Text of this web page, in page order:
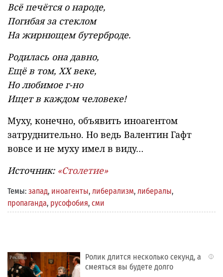
Всё печётся о народе,
Погибая за стеклом
На жирнющем бутерброде.
Родилась она давно,
Ещё в том, ХХ веке,
Но любимое г-но
Ищет в каждом человеке!
Муху, конечно, объявить иноагентом
затруднительно. Но ведь Валентин Гафт
вовсе и не муху имел в виду…
Источник: «Столетие»
Темы: запад, иноагенты, либерализм, либералы,
пропаганда, русофобия, сми
i
Ролик длится несколько секунд, а
смеяться вы будете долго